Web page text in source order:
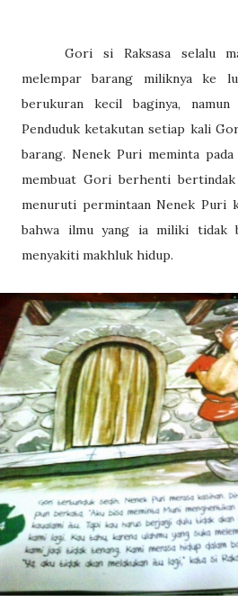
Gori si Raksasa selalu
melempar barang miliknya ke
berukuran kecil baginya,
Penduduk ketakutan setiap kali
barang. Nenek Puri meminta
membuat Gori berhenti
menuruti permintaan Nenek Puri
bahwa ilmu yang ia miliki tidak
menyakiti makhluk hidup.